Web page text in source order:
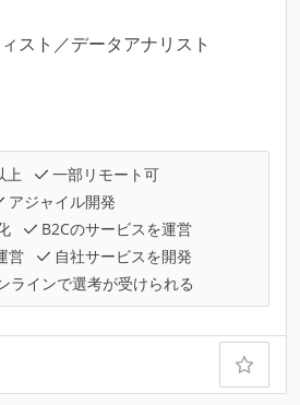
スト／データアナリスト
上
一部リモート可
アジャイル開発
B2Cのサービスを運営
営
自社サービスを開発
ラインで選考が受けられる